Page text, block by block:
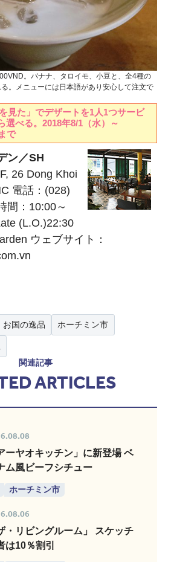
。バナナ、タロイモ、小豆と、全4種の
。メニューには日本語があり安心して注文で
を見た」でデザートを1人1つサービ
選べる。2018年8/1（水）～
で
ン／SH
26 Dong Khoi
電話：(028)
間：10:00～
(L.O.)22:30
ウェブサイト：
お国の逸品 ホーチミン市
関連記事
ARTICLES
ーヤオキッチン」に新登場 ベ
ム風ビーフシチュー
ホーチミン市
・リビングルーム」 スケッチ
は10％割引